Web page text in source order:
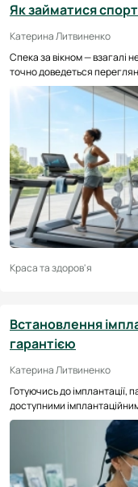
Як займатися
Катерина Литвиненко
Спека за вікном — взагалі
точно доведеться
Краса та здоров'я
Встановлення
гарантією
Катерина Литвиненко
Готуючись до імплантації,
доступними